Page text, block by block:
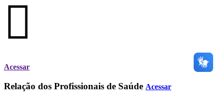
Acessar
Relação dos Profissionais de Saúde Acessar